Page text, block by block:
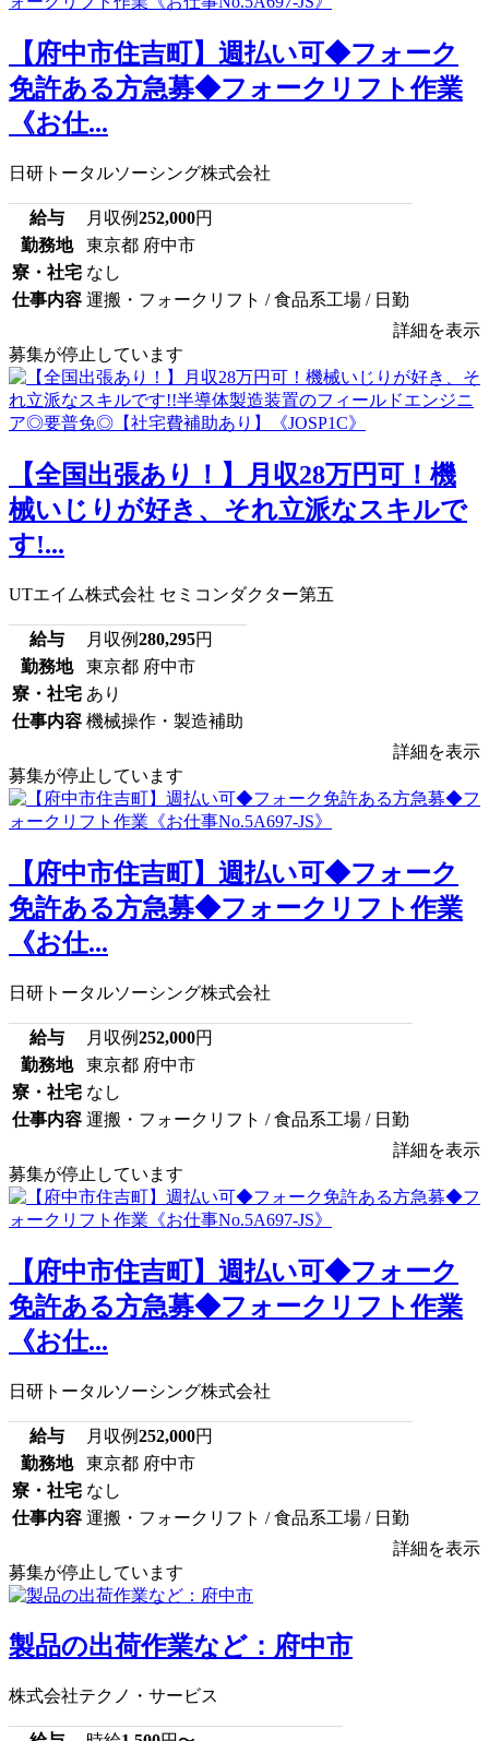
【府中市住吉町】週払い可◆フォーク
免許ある方急募◆フォークリフト作業
《お仕...
日研トータルソーシング株式会社
給与 月収例252,000円
勤務地
東京都 府中市
寮・社宅 なし
仕事内容 運搬・フォークリフト / 食品系工場 / 日勤
詳細を表示
募集が停止しています
【全国出張あり！】月収28万円可！機
械いじりが好き、それ立派なスキルで
す!...
UTエイム株式会社 セミコンダクター第五
給与 月収例280,295円
勤務地
東京都 府中市
寮・社宅 あり
仕事内容 機械操作・製造補助
詳細を表示
募集が停止しています
【府中市住吉町】週払い可◆フォーク
免許ある方急募◆フォークリフト作業
《お仕...
日研トータルソーシング株式会社
給与 月収例252,000円
勤務地
東京都 府中市
寮・社宅 なし
仕事内容 運搬・フォークリフト / 食品系工場 / 日勤
詳細を表示
募集が停止しています
【府中市住吉町】週払い可◆フォーク
免許ある方急募◆フォークリフト作業
《お仕...
日研トータルソーシング株式会社
給与 月収例252,000円
勤務地
東京都 府中市
寮・社宅 なし
仕事内容 運搬・フォークリフト / 食品系工場 / 日勤
詳細を表示
募集が停止しています
製品の出荷作業など：府中市
株式会社テクノ・サービス